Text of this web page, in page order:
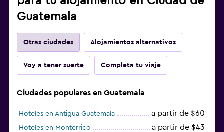
Guatemala
Otras ciudades Alojamientos alternativos
Voy a tener suerte Completa tu viaje
Ciudades populares en Guatemala
Hoteles en Antigua Guatemala a partir de $60
Hoteles en Monterrico a partir de $43